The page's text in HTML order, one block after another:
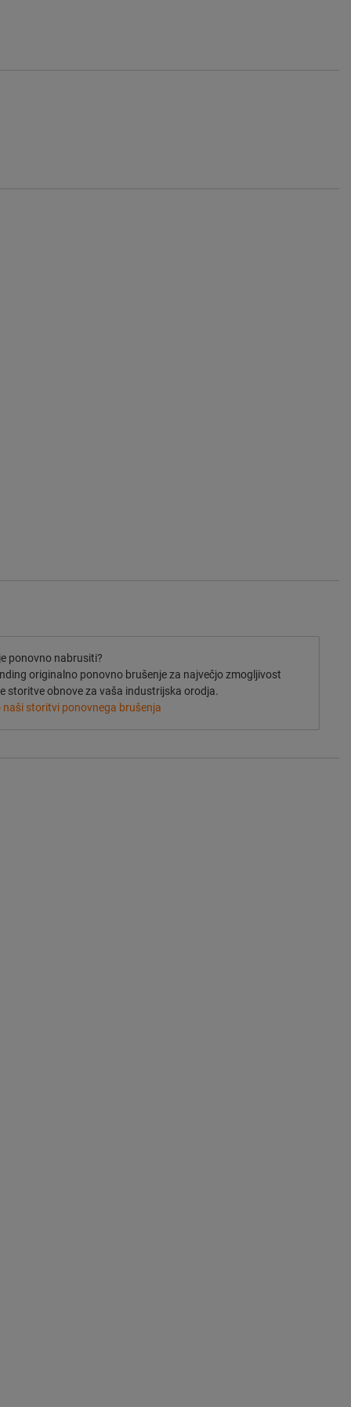
ponovno nabrusiti?
originalno ponovno brušenje za največjo zmogljivost
storitve obnove za vaša industrijska orodja.
naši storitvi ponovnega brušenja